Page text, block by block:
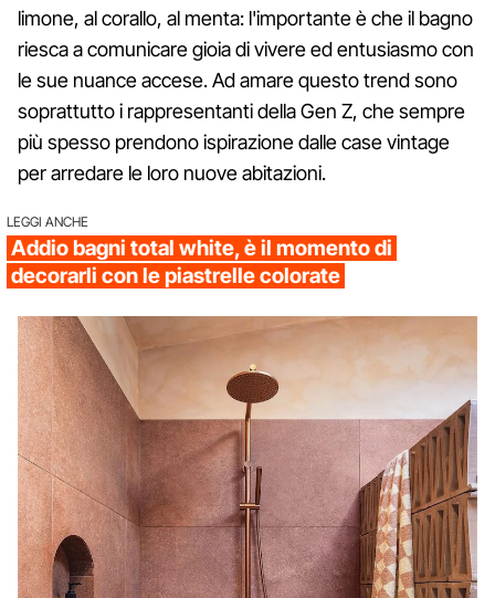
limone, al corallo, al menta: l'importante è che il bagno
riesca a comunicare gioia di vivere ed entusiasmo con
le sue nuance accese. Ad amare questo trend sono
soprattutto i rappresentanti della Gen Z, che sempre
più spesso prendono ispirazione dalle case vintage
per arredare le loro nuove abitazioni.
LEGGI ANCHE
Addio bagni total white, è il momento di
decorarli con le piastrelle colorate